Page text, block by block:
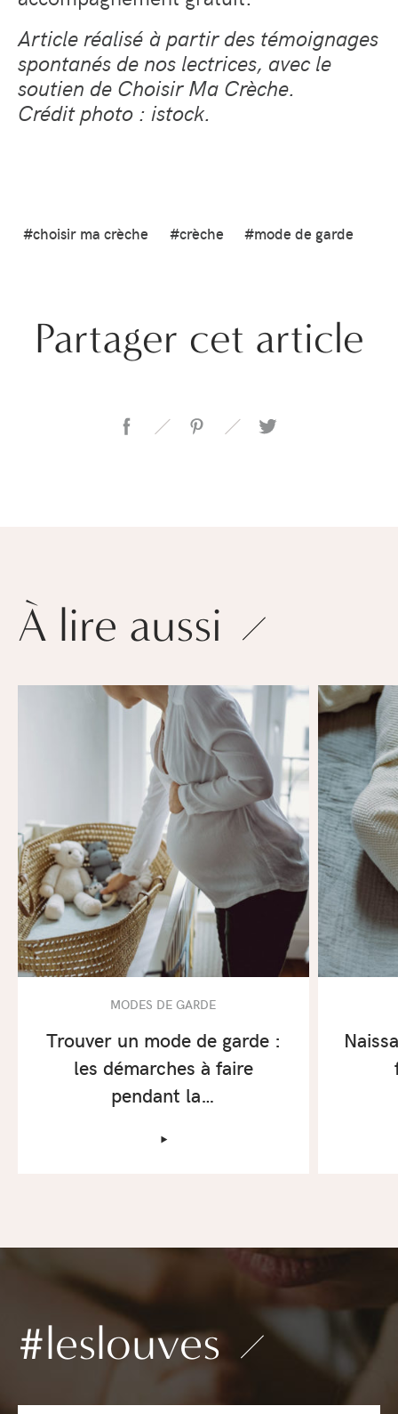
Article réalisé à partir des témoignages
spontanés de nos lectrices, avec le
soutien de Choisir Ma Crèche.
Crédit photo : istock.
#choisir ma crèche #crèche #mode de garde
Partager cet article
À lire aussi
MODES DE GARDE
Trouver un mode de garde :
les démarches à faire
pendant la…
‣
#leslouves